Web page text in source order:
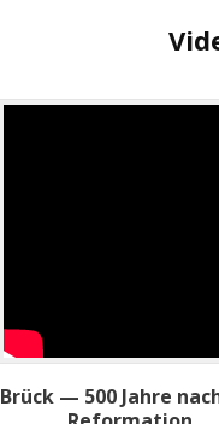
Brück — 500 Jahre